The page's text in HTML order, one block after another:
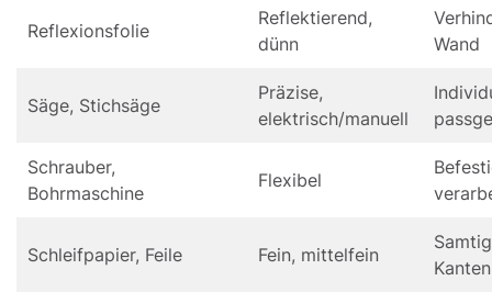
Reflexionsfolie
Reflektierend,
dünn
Wand
Säge, Stichsäge
Präzise,
elektrisch/manuell
Schrauber,
Bohrmaschine
Flexibel
Schleifpapier, Feile Fein, mittelfein
Kanten